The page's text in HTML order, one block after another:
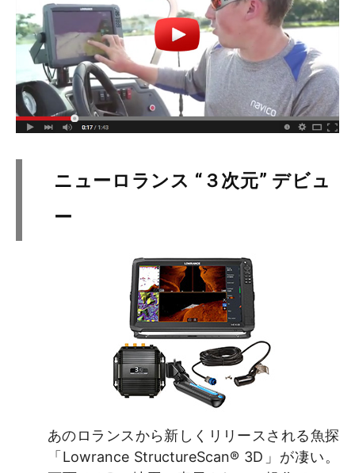
ニューロランス “３次元” デビュ
ー
あのロランスから新しくリリースされる魚探
「Lowrance StructureScan® 3D」が凄い。